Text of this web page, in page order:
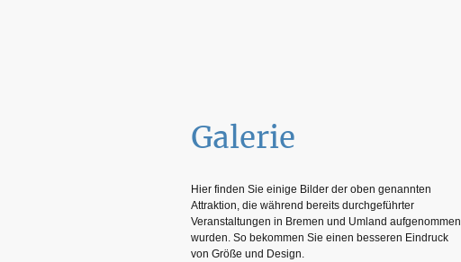
Galerie
Hier finden Sie einige Bilder der oben genannten
Attraktion, die während bereits durchgeführter
Veranstaltungen in Bremen und Umland aufgenommen
wurden. So bekommen Sie einen besseren Eindruck
von Größe und Design.